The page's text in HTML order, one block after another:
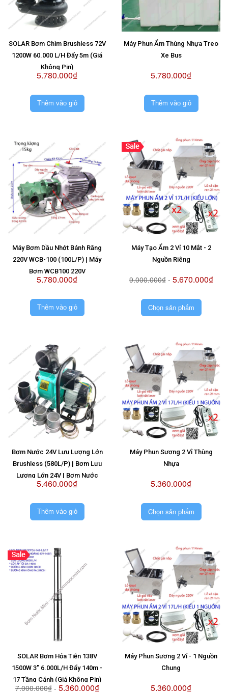
SOLAR Bơm Chìm Brushless 72V
1200W 60.000 L/H Đẩy 5m (Giá
Không Pin)
5.780.000₫
Thêm vào giỏ
Máy Phun Ẩm Thùng Nhựa Treo
Xe Bus
5.780.000₫
Thêm vào giỏ
Máy Bơm Dầu Nhớt Bánh Răng
220V WCB-100 (100L/P) | Máy
Bơm WCB100 220V
5.780.000₫
Thêm vào giỏ
Máy Tạo Ẩm 2 Vỉ 10 Mắt - 2
Nguồn Riêng
9.000.000₫- 5.670.000₫
Chọn sản phẩm
Bơm Nước 24V Lưu Lượng Lớn
Brushless (580L/P) | Bơm Lưu
Lượng Lớn 24V | Bơm Nước
Brushless 24V | Máy Bơm Không
5.460.000₫
Thêm vào giỏ
Máy Phun Sương 2 Vỉ Thùng
Nhựa
5.360.000₫
Chọn sản phẩm
SOLAR Bơm Hỏa Tiễn 138V
1500W 3" 6.000L/H Đẩy 140m -
17 Tầng Cánh (Giá Không Pin)
7.000.000₫- 5.360.000₫
Máy Phun Sương 2 Vỉ - 1 Nguồn
Chung
5.360.000₫